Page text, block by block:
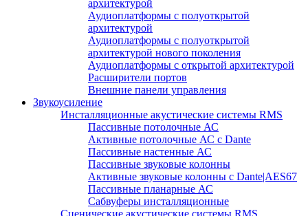
архитектурой
Аудиоплатформы с полуоткрытой
архитектурой
Аудиоплатформы с полуоткрытой
архитектурой нового поколения
Аудиоплатформы с открытой архитектурой
Расширители портов
Внешние панели управления
Звукоусиление
Инсталляционные акустические системы RMS
Пассивные потолочные АС
Активные потолочные АС с Dante
Пассивные настенные АС
Пассивные звуковые колонны
Активные звуковые колонны с Dante|AES67
Пассивные планарные АС
Сабвуферы инсталляционные
Сценические акустические системы RMS